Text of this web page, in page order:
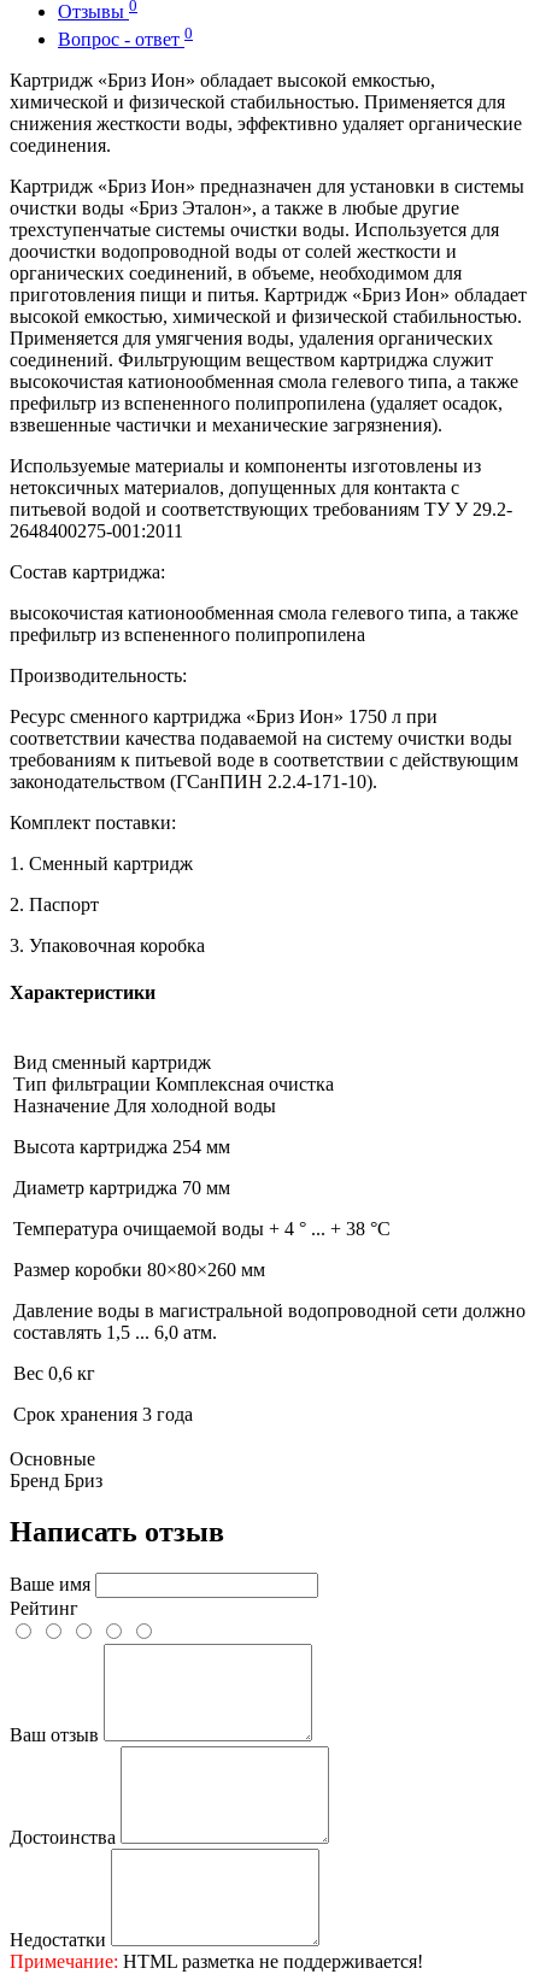
Отзывы 0
Вопрос - ответ 0
Картридж «Бриз Ион» обладает высокой емкостью,
химической и физической стабильностью. Применяется для
снижения жесткости воды, эффективно удаляет органические
соединения.
Картридж «Бриз Ион» предназначен для установки в системы
очистки воды «Бриз Эталон», а также в любые другие
трехступенчатые системы очистки воды. Используется для
доочистки водопроводной воды от солей жесткости и
органических соединений, в объеме, необходимом для
приготовления пищи и питья. Картридж «Бриз Ион» обладает
высокой емкостью, химической и физической стабильностью.
Применяется для умягчения воды, удаления органических
соединений. Фильтрующим веществом картриджа служит
высокочистая катионообменная смола гелевого типа, а также
префильтр из вспененного полипропилена (удаляет осадок,
взвешенные частички и механические загрязнения).
Используемые материалы и компоненты изготовлены из
нетоксичных материалов, допущенных для контакта с
питьевой водой и соответствующих требованиям ТУ У 29.2-
2648400275-001:2011
Состав картриджа:
высокочистая катионообменная смола гелевого типа, а также
префильтр из вспененного полипропилена
Производительность:
Ресурс сменного картриджа «Бриз Ион» 1750 л при
соответствии качества подаваемой на систему очистки воды
требованиям к питьевой воде в соответствии с действующим
законодательством (ГСанПИН 2.2.4-171-10).
Комплект поставки:
1. Сменный картридж
2. Паспорт
3. Упаковочная коробка
Характеристики
Вид сменный картридж
Тип фильтрации Комплексная очистка
Назначение Для холодной воды
Высота картриджа 254 мм
Диаметр картриджа 70 мм
Температура очищаемой воды + 4 ° ... + 38 °С
Размер коробки 80×80×260 мм
Давление воды в магистральной водопроводной сети должно
составлять 1,5 ... 6,0 атм.
Вес 0,6 кг
Срок хранения 3 года
Основные
Бренд Бриз
Написать отзыв
Ваше имя
Рейтинг
Ваш отзыв
Достоинства
Недостатки
Примечание: HTML разметка не поддерживается!